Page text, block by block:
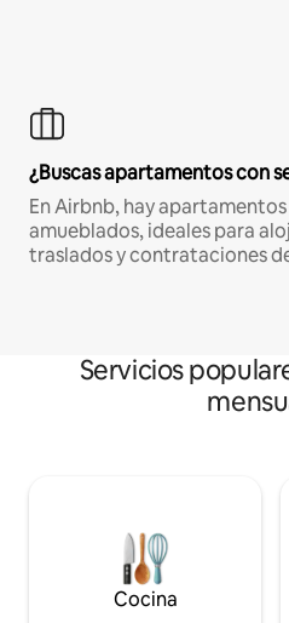
¿Buscas apartamentos con
En Airbnb, hay
amueblados, ideales para
traslados y contrataciones
Servicios
Cocina